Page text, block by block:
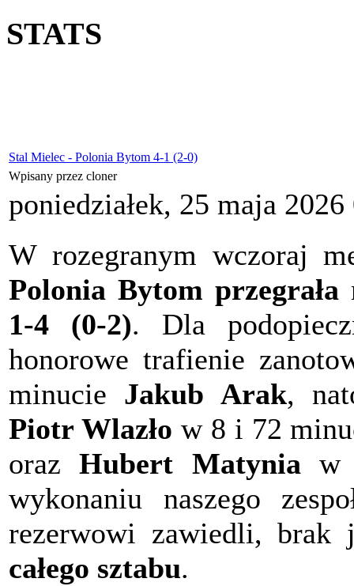
STATS
Stal Mielec - Polonia Bytom 4-1 (2-0)
Wpisany przez cloner
poniedziałek, 25 maja 2026
W rozegranym wczoraj
Polonia Bytom przegrała
1-4 (0-2). Dla
honorowe trafienie
minucie Jakub Arak,
Piotr Wlazło w 8 i 72
orazHubert Matyniaw
wykonaniu naszego
rezerwowi zawiedli, brak
całego sztabu.